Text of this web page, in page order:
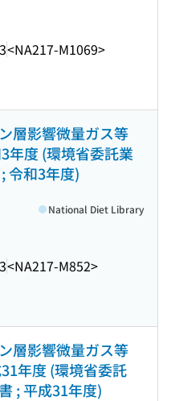
<NA217-M1069>
層影響微量ガス等
年度 (環境省委託業
令和3年度)
<NA217-M852>
National Diet Library
層影響微量ガス等
年度 (環境省委託
; 平成31年度)